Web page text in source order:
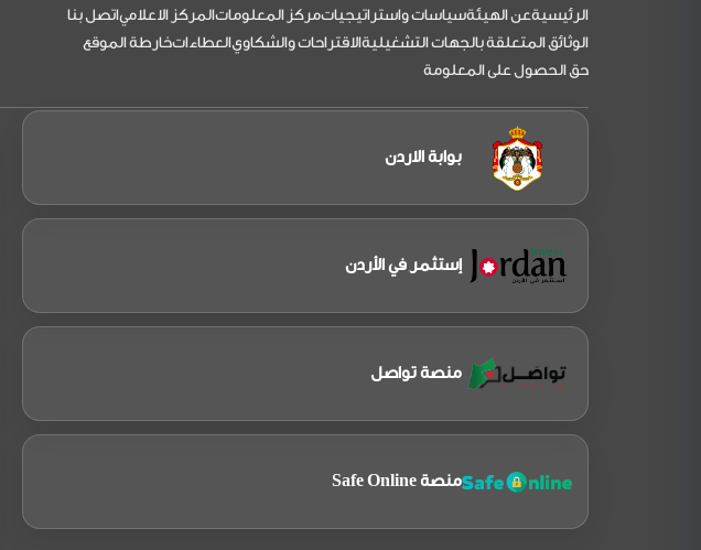
التذييل
الرئيسيةعن الهيئةسياسات واستراتيجياتمركز المعلوماتالمركز الاعلامياتصل بنا
الوثائق المتعلقة بالجهات التشغيليةالاقتراحات والشكاويالعطاءاتخارطة الموقع
حق الحصول على المعلومة
بوابة الاردن
إستثمر في الأردن
منصة تواصل
منصة Safe Online